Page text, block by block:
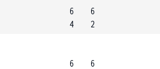
6
4
6
2
6
6